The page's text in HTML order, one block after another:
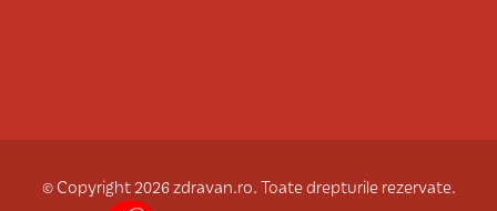
© Copyright 2026 zdravan.ro. Toate drepturile rezervate.